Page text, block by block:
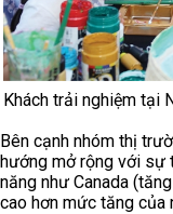
Khách trải nghiệm tại
Bên cạnh nhóm thị
hướng mở rộng với sự
năng như Canada
cao hơn mức tăng của